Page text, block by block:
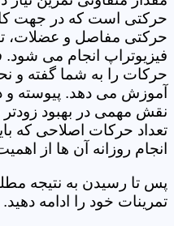
حرکتی است که در جهت
حرکتی مفاصل و عضلات،
فیزیوتراپ انجام می شود.
حرکات را به شما گفته و
آموزش می دهد. پیوسته و
نقش مهمی در بهبود زودتر
تعداد حرکات اصلاحی که
انجام روزانه آن ها از
پس تا رسیدن به نتیجه
تمرینات خود را ادامه دهید.